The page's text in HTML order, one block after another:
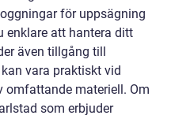
för uppsägning
enklare att hantera ditt
även tillgång till
vara praktiskt vid
omfattande materiell. Om
som erbjuder